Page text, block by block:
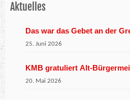
Aktuelles
Das war das Gebet an der
25. Juni 2026
KMB gratuliert Alt-
20. Mai 2026